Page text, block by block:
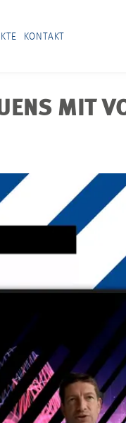
KONTAKT
MIT